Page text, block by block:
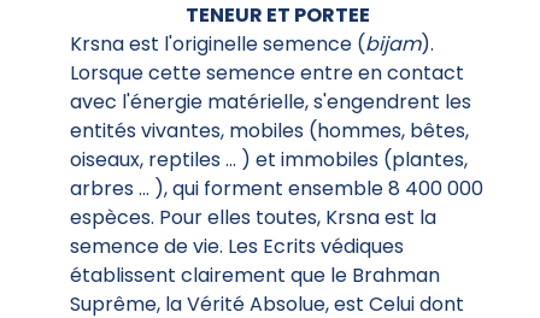
TENEUR ET PORTEE
Krsna est l'originelle semence (bijam).
Lorsque cette semence entre en contact
avec l'énergie matérielle, s'engendrent les
entités vivantes, mobiles (hommes, bêtes,
oiseaux, reptiles ... ) et immobiles (plantes,
arbres ... ), qui forment ensemble 8 400 000
espèces. Pour elles toutes, Krsna est la
semence de vie. Les Ecrits védiques
établissent clairement que le Brahman
Suprême, la Vérité Absolue, est Celui dont